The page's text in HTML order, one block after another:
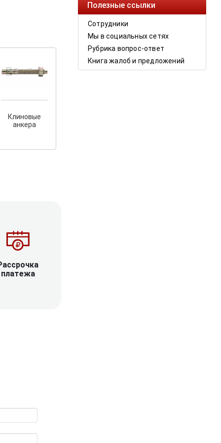
Полезные ссылки
Сотрудники
Мы в социальных сетях
Рубрика вопрос-ответ
Книга жалоб и предложений
Клиновые
анкера
платежа